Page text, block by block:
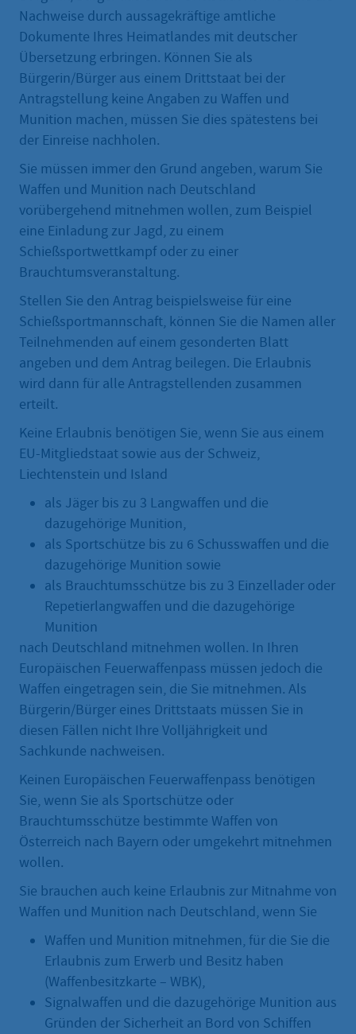
Nachweise durch aussagekräftige amtliche
Dokumente Ihres Heimatlandes mit deutscher
Übersetzung erbringen. Können Sie als
Bürgerin/Bürger aus einem Drittstaat bei der
Antragstellung keine Angaben zu Waffen und
Munition machen, müssen Sie dies spätestens bei
der Einreise nachholen.
Sie müssen immer den Grund angeben, warum Sie
Waffen und Munition nach Deutschland
vorübergehend mitnehmen wollen, zum Beispiel
eine Einladung zur Jagd, zu einem
Schießsportwettkampf oder zu einer
Brauchtumsveranstaltung.
Stellen Sie den Antrag beispielsweise für eine
Schießsportmannschaft, können Sie die Namen aller
Teilnehmenden auf einem gesonderten Blatt
angeben und dem Antrag beilegen. Die Erlaubnis
wird dann für alle Antragstellenden zusammen
erteilt.
Keine Erlaubnis benötigen Sie, wenn Sie aus einem
EU-Mitgliedstaat sowie aus der Schweiz,
Liechtenstein und Island
als Jäger bis zu 3 Langwaffen und die
dazugehörige Munition,
als Sportschütze bis zu 6 Schusswaffen und die
dazugehörige Munition sowie
als Brauchtumsschütze bis zu 3 Einzellader oder
Repetierlangwaffen und die dazugehörige
Munition
nach Deutschland mitnehmen wollen. In Ihren
Europäischen Feuerwaffenpass müssen jedoch die
Waffen eingetragen sein, die Sie mitnehmen. Als
Bürgerin/Bürger eines Drittstaats müssen Sie in
diesen Fällen nicht Ihre Volljährigkeit und
Sachkunde nachweisen.
Keinen Europäischen Feuerwaffenpass benötigen
Sie, wenn Sie als Sportschütze oder
Brauchtumsschütze bestimmte Waffen von
Österreich nach Bayern oder umgekehrt mitnehmen
wollen.
Sie brauchen auch keine Erlaubnis zur Mitnahme von
Waffen und Munition nach Deutschland, wenn Sie
Waffen und Munition mitnehmen, für die Sie die
Erlaubnis zum Erwerb und Besitz haben
(Waffenbesitzkarte – WBK),
Signalwaffen und die dazugehörige Munition aus
Gründen der Sicherheit an Bord von Schiffen